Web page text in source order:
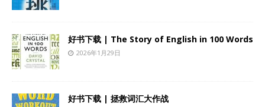
好书下载 | The Story of English in 100 Words
2026年1月29日
好书下载 | 拯救词汇大作战